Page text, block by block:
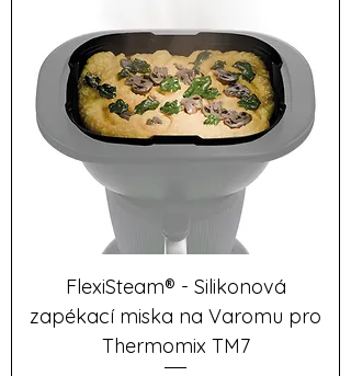
FlexiSteam® - Silikonová
zapékací miska na Varomu pro
Thermomix TM7